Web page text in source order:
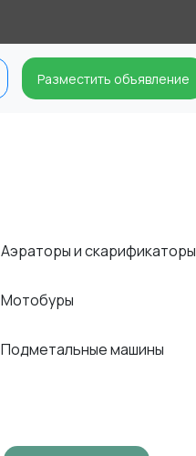
Разместить объявление
Аэраторы и скарификаторы
Мотобуры
Подметальные машины